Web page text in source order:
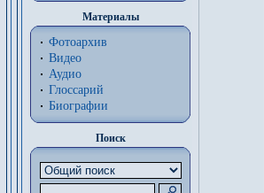
Материалы
Фотоархив
Видео
Аудио
Глоссарий
Биографии
Поиск